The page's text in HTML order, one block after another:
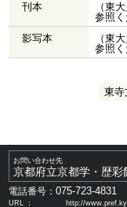
刊本
（東
参照く
影写本
（東
参照く
東寺
お問い合わせ先
京都府立京都学・歴彩
電話番号：075-723-4831
URL ： http://